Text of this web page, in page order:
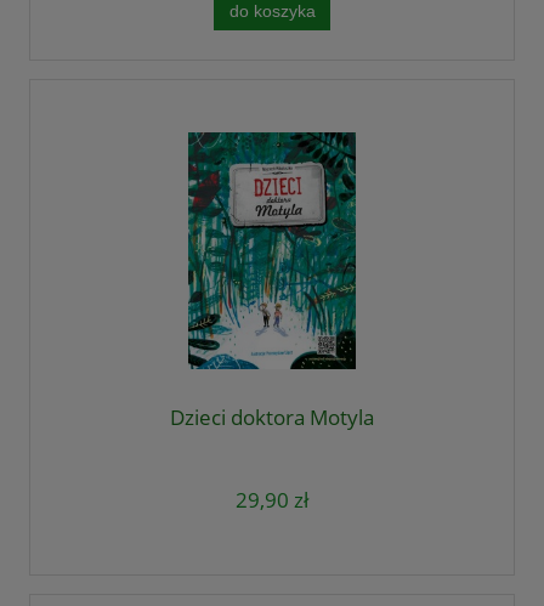
do koszyka
Dzieci doktora Motyla
29,90 zł